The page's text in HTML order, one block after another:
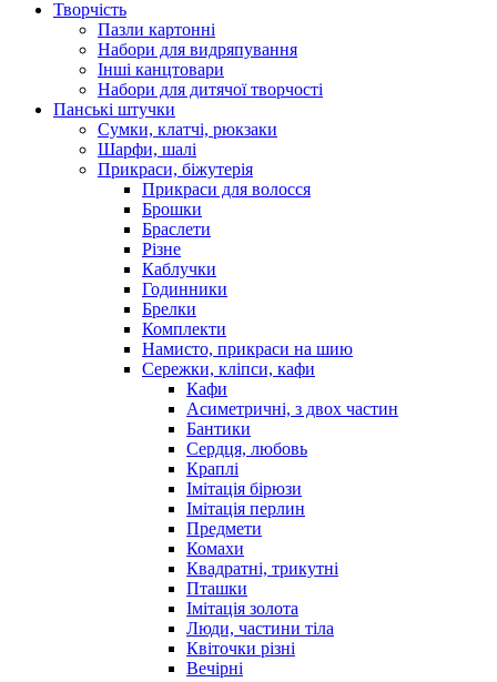
Творчість
Пазли картонні
Набори для видряпування
Інші канцтовари
Набори для дитячої творчості
Панські штучки
Сумки, клатчі, рюкзаки
Шарфи, шалі
Прикраси, біжутерія
Прикраси для волосся
Брошки
Браслети
Різне
Каблучки
Годинники
Брелки
Комплекти
Намисто, прикраси на шию
Сережки, кліпси, кафи
Кафи
Асиметричні, з двох частин
Бантики
Сердця, любовь
Краплі
Імітація бірюзи
Імітація перлин
Предмети
Комахи
Квадратні, трикутні
Пташки
Імітація золота
Люди, частини тіла
Квіточки різні
Вечірні